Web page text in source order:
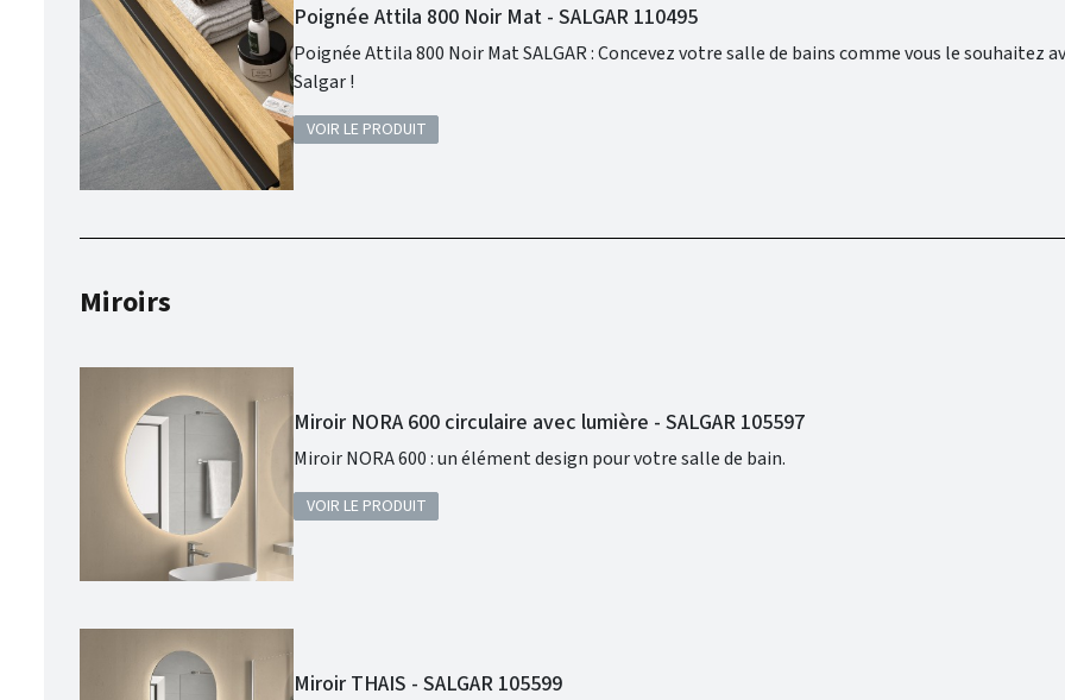
Poignée Attila 800 Noir Mat - SALGAR 110495
Poignée Attila 800 Noir Mat SALGAR : Concevez votre salle de bains comme vous le souhaitez avec la qualité
Salgar !
VOIR LE PRODUIT
Miroirs
Miroir NORA 600 circulaire avec lumière - SALGAR 105597
Miroir NORA 600 : un élément design pour votre salle de bain.
VOIR LE PRODUIT
Miroir THAIS - SALGAR 105599